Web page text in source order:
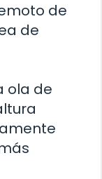
de
de
ola de